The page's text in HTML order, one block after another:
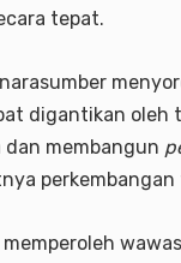
tepat.
digantikan oleh
membangun